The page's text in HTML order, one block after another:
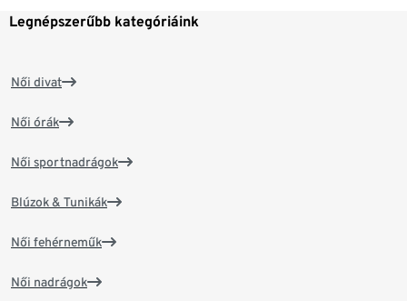
Legnépszerűbb kategóriáink
Női divat
Női órák
Női sportnadrágok
Blúzok & Tunikák
Női fehérneműk
Női nadrágok